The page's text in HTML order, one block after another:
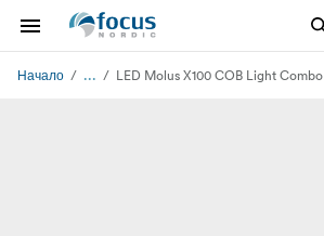
Начало ... LED Molus X100 COB Light Combo